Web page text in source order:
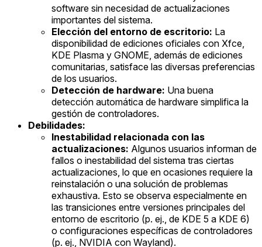
software sin necesidad de actualizaciones
importantes del sistema.
Elección del entorno de escritorio: La
disponibilidad de ediciones oficiales con Xfce,
KDE Plasma y GNOME, además de ediciones
comunitarias, satisface las diversas preferencias
de los usuarios.
Detección de hardware: Una buena
detección automática de hardware simplifica la
gestión de controladores.
Debilidades:
Inestabilidad relacionada con las
actualizaciones: Algunos usuarios informan de
fallos o inestabilidad del sistema tras ciertas
actualizaciones, lo que en ocasiones requiere la
reinstalación o una solución de problemas
exhaustiva. Esto se observa especialmente en
las transiciones entre versiones principales del
entorno de escritorio (p. ej., de KDE 5 a KDE 6)
o configuraciones específicas de controladores
(p. ej., NVIDIA con Wayland).